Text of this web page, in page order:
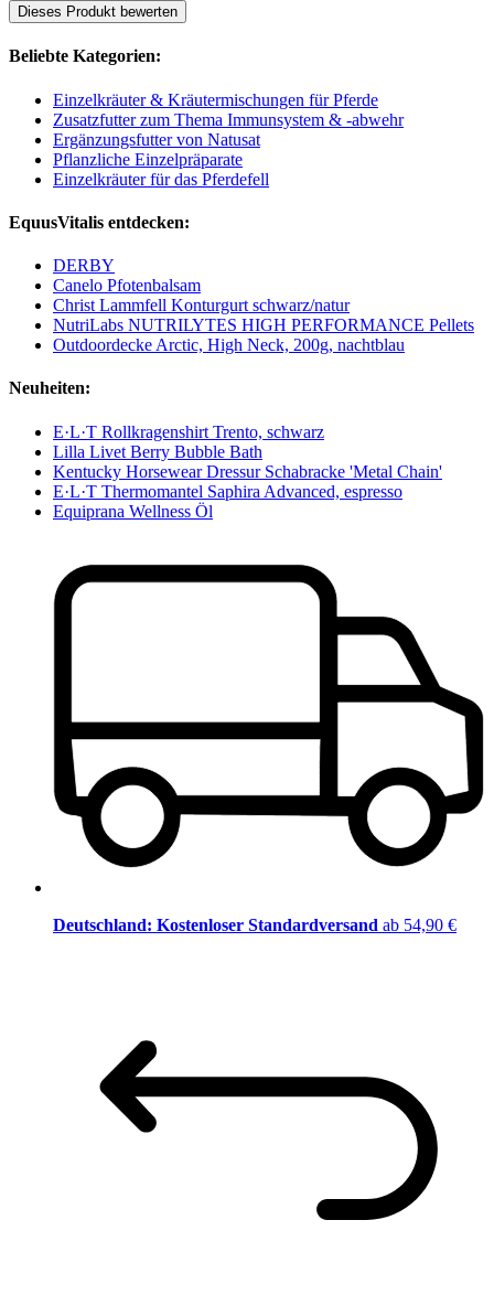
Dieses Produkt bewerten
Beliebte Kategorien:
Einzelkräuter & Kräutermischungen für Pferde
Zusatzfutter zum Thema Immunsystem & -abwehr
Ergänzungsfutter von Natusat
Pflanzliche Einzelpräparate
Einzelkräuter für das Pferdefell
EquusVitalis entdecken:
DERBY
Canelo Pfotenbalsam
Christ Lammfell Konturgurt schwarz/natur
NutriLabs NUTRILYTES HIGH PERFORMANCE Pellets
Outdoordecke Arctic, High Neck, 200g, nachtblau
Neuheiten:
E·L·T Rollkragenshirt Trento, schwarz
Lilla Livet Berry Bubble Bath
Kentucky Horsewear Dressur Schabracke 'Metal Chain'
E·L·T Thermomantel Saphira Advanced, espresso
Equiprana Wellness Öl
Deutschland: Kostenloser Standardversand ab 54,90 €